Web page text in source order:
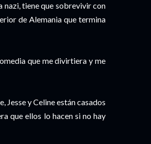
nazi, tiene que sobrevivir con
de Alemania que termina
que me divirtiera y me
Jesse y Celine están casados
que ellos lo hacen si no hay